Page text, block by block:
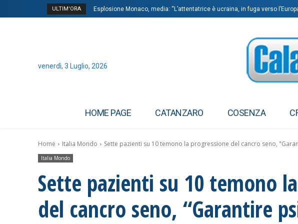
ULTIM'ORA Esplosione Monaco, media: “L’attentatrice è ucraina, in fuga verso
venerdì, 3 Luglio, 2026
HOME PAGE CATANZARO COSENZA
Home Italia Mondo Sette pazienti su 10 temono la progressione del cancro seno,
Italia Mondo
Sette pazienti su 10 temono
del cancro seno, “Garantire